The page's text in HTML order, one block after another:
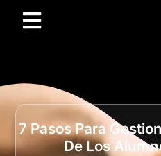
7 Pasos Para
De Los